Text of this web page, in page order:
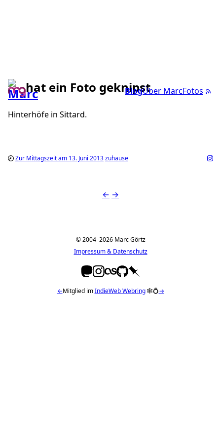
BlogÜber MarcFotos
hat ein Foto geknipst
Hinterhöfe in Sittard.
Zur Mittagszeit am 13. Juni 2013zuhause
← →
© 2004–2026 Marc Görtz
Impressum & Datenschutz
←Mitglied imIndieWeb Webring🕸💍→